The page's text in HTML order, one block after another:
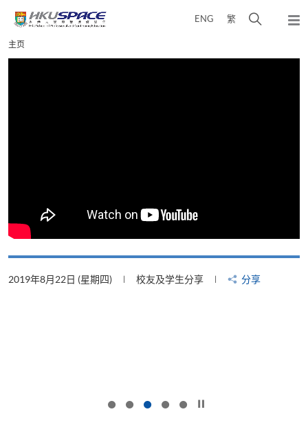
content
ENG 繁
弹
Main
content
主页
2019年8月22日 (星期四) 校友及学生分享 分享